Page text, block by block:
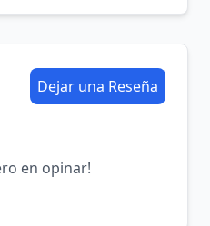
Dejar una Reseña
en opinar!